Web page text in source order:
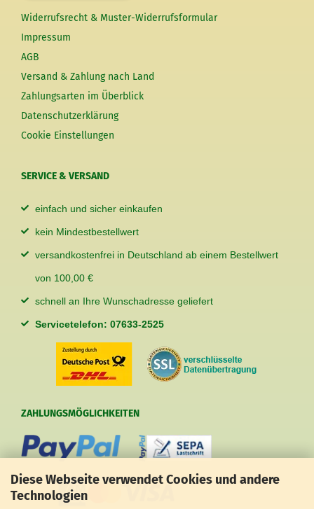
Diese Webseite verwendet Cookies und andere
Technologien
Widerrufsrecht & Muster-Widerrufsformular
Impressum
AGB
Versand & Zahlung nach Land
Zahlungsarten im Überblick
Datenschutzerklärung
Cookie Einstellungen
SERVICE & VERSAND
einfach und sicher einkaufen
kein Mindestbestellwert
versandkostenfrei in Deutschland ab einem Bestellwert
von 100,00 €
schnell an Ihre Wunschadresse geliefert
Servicetelefon: 07633-2525
ZAHLUNGSMÖGLICHKEITEN